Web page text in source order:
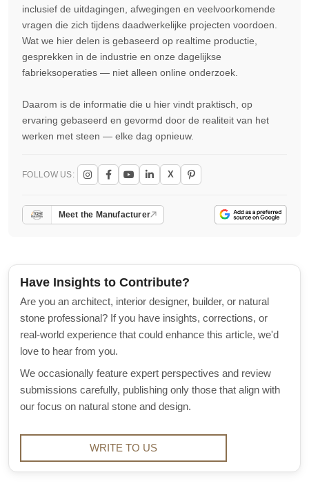
inclusief de uitdagingen, afwegingen en veelvoorkomende
vragen die zich tijdens daadwerkelijke projecten voordoen.
Wat we hier delen is gebaseerd op realtime productie,
gesprekken in de industrie en onze dagelijkse
fabrieksoperaties — niet alleen online onderzoek.
Daarom is de informatie die u hier vindt praktisch, op
ervaring gebaseerd en gevormd door de realiteit van het
werken met steen — elke dag opnieuw.
FOLLOW US: X
Meet the Manufacturer
Have Insights to Contribute?
Are you an architect, interior designer, builder, or natural
stone professional? If you have insights, corrections, or
real-world experience that could enhance this article, we'd
love to hear from you.
We occasionally feature expert perspectives and review
submissions carefully, publishing only those that align with
our focus on natural stone and design.
WRITE TO US